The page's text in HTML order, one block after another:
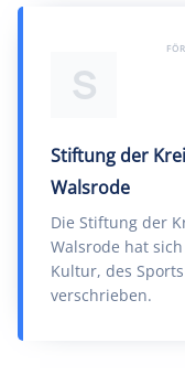
S
Stiftung der
Walsrode
Die Stiftung der
Walsrode hat
Kultur, des
verschrieben.